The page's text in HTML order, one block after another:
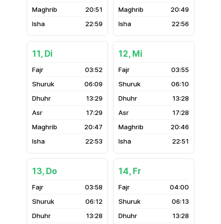
20:51
22:59
20:49
22:56
11, Di
03:52
06:09
13:29
17:29
20:47
22:53
12, Mi
03:55
06:10
13:28
17:28
20:46
22:51
13, Do
03:58
06:12
13:28
14, Fr
04:00
06:13
13:28